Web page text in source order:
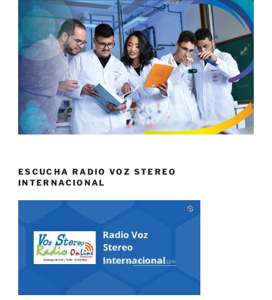
ESCUCHA RADIO VOZ STEREO
INTERNACIONAL